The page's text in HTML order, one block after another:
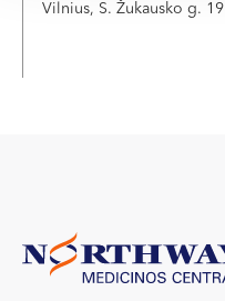
Vilnius, S. Žukausko g. 19